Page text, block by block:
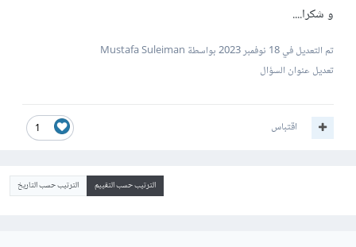
و شكرا....
تم التعديل في18 نوفمبر 2023
بواسطة Mustafa Suleiman
تعديل عنوان السؤال
1 اقتباس
الترتيب حسب التقييم الترتيب حسب التاريخ